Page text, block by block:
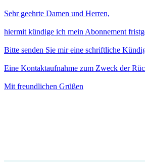
Sehr geehrte Damen und Herren,
hiermit kündige ich mein Abonnement
Bitte senden Sie mir eine schriftliche
Eine Kontaktaufnahme zum Zweck der
Mit freundlichen Grüßen